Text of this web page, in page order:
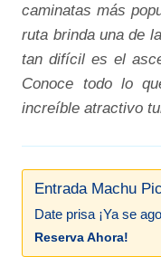
caminatas más
ruta brinda una de
tan difícil es el
Conoce todo lo
increíble atractivo
Entrada Machu
Date prisa ¡Ya se
Reserva Ahora!